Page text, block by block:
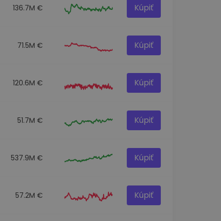
136.7M € Kúpiť
71.5M € Kúpiť
120.6M € Kúpiť
51.7M € Kúpiť
537.9M € Kúpiť
57.2M € Kúpiť